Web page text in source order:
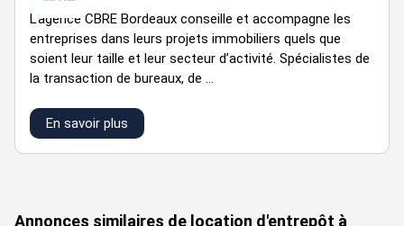
Impôt Foncier : 5,5 €//m² /an HT
Régime Fiscal : T.V.A.
Honoraires : 20% HT du loyer annuel HT HC à la charge du
preneur.
Information sur le Bail :
Dépôt de garantie : 1 mois de loyer HT
Prestations :
L’agence CBRE Bordeaux conseille et accompagne les
entreprises dans leurs projets immobiliers quels que
soient leur taille et leur secteur d’activité. Spécialistes de
la transaction de bureaux, de ...
En savoir plus
Annonces similaires de location d'entrepôt à